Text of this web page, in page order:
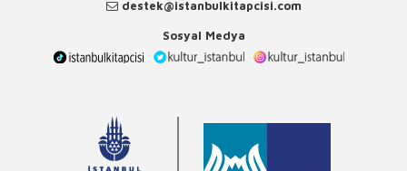
destek@istanbulkitapcisi.com
Sosyal Medya